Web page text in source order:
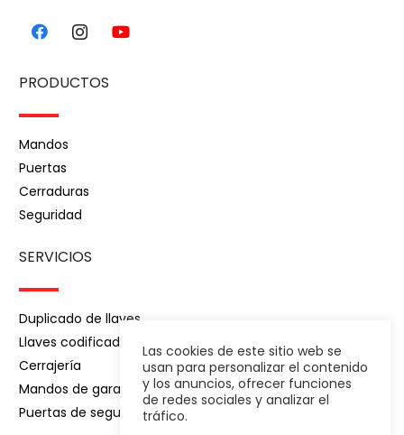
PRODUCTOS
Mandos
Puertas
Cerraduras
Seguridad
SERVICIOS
Duplicado de llaves
Llaves codificadas
Cerrajería
Mandos de garaje
Puertas de seguridad
Las cookies de este sitio web se
usan para personalizar el contenido
y los anuncios, ofrecer funciones
de redes sociales y analizar el
tráfico.